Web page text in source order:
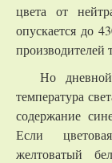
цвета от
опускается до
производителей
Но
температура
содержание
Если
желтоватый